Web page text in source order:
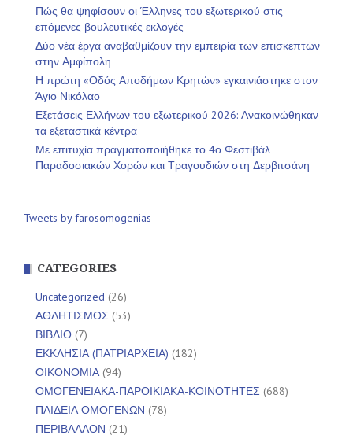
Πώς θα ψηφίσουν οι Έλληνες του εξωτερικού στις
επόμενες βουλευτικές εκλογές
Δύο νέα έργα αναβαθμίζουν την εμπειρία των επισκεπτών
στην Αμφίπολη
Η πρώτη «Οδός Αποδήμων Κρητών» εγκαινιάστηκε στον
Άγιο Νικόλαο
Εξετάσεις Ελλήνων του εξωτερικού 2026: Ανακοινώθηκαν
τα εξεταστικά κέντρα
Με επιτυχία πραγματοποιήθηκε το 4ο Φεστιβάλ
Παραδοσιακών Χορών και Τραγουδιών στη Δερβιτσάνη
Tweets by farosomogenias
CATEGORIES
Uncategorized (26)
ΑΘΛΗΤΙΣΜΟΣ (53)
ΒΙΒΛΙΟ (7)
ΕΚΚΛΗΣΙΑ (ΠΑΤΡΙΑΡΧΕΙΑ) (182)
ΟΙΚΟΝΟΜΙΑ (94)
ΟΜΟΓΕΝΕΙΑΚΑ-ΠΑΡΟΙΚΙΑΚΑ-ΚΟΙΝΟΤΗΤΕΣ (688)
ΠΑΙΔΕΙΑ ΟΜΟΓΕΝΩΝ (78)
ΠΕΡΙΒΑΛΛΟΝ (21)